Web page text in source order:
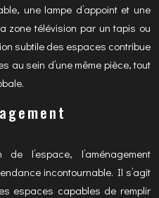
une lampe d’appoint et une
zone télévision par un tapis ou
subtile des espaces contribue
au sein d’une même pièce, tout
l’espace, l’aménagement
incontournable. Il s’agit
espaces capables de remplir